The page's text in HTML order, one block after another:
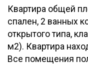
Квартира общей
спален, 2 ванных
открытого типа,
м2). Квартира
Все помещения